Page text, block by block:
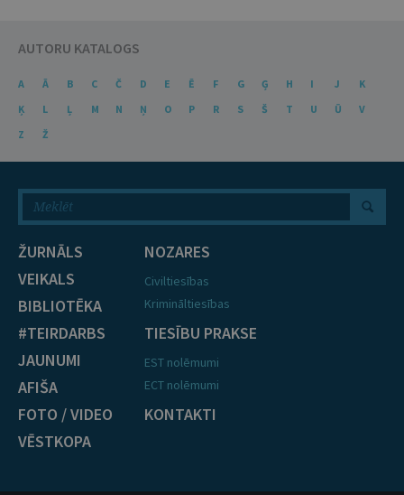
AUTORU KATALOGS
A Ā B C Č D E Ē F G Ģ H I J
K
Ķ
L Ļ M N Ņ O P R S Š T U Ū
V
Z
Ž
ŽURNĀLS
VEIKALS
BIBLIOTĒKA
#TEIRDARBS
JAUNUMI
AFIŠA
FOTO / VIDEO
VĒSTKOPA
NOZARES
Civiltiesības
Krimināltiesības
TIESĪBU PRAKSE
EST nolēmumi
ECT nolēmumi
KONTAKTI